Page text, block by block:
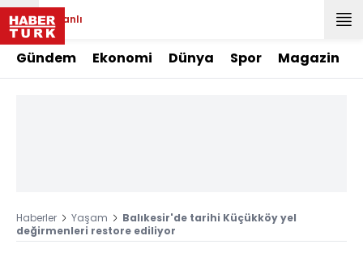
Canlı
Gündem Ekonomi Dünya Spor Magazin
Haberler Yaşam
Balıkesir'de tarihi Küçükköy yel
değirmenleri restore ediliyor